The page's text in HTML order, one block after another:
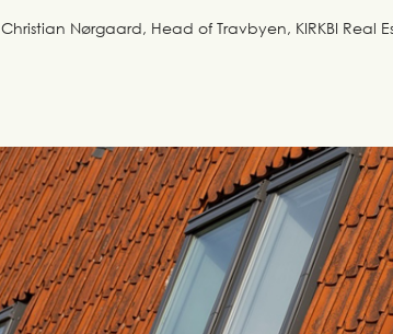
Christian Nørgaard, Head of Travbyen, KIRKBI Real